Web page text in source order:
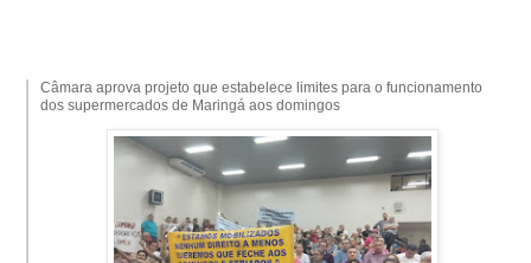
Câmara aprova projeto que estabelece limites para o funcionamento
dos supermercados de Maringá aos domingos